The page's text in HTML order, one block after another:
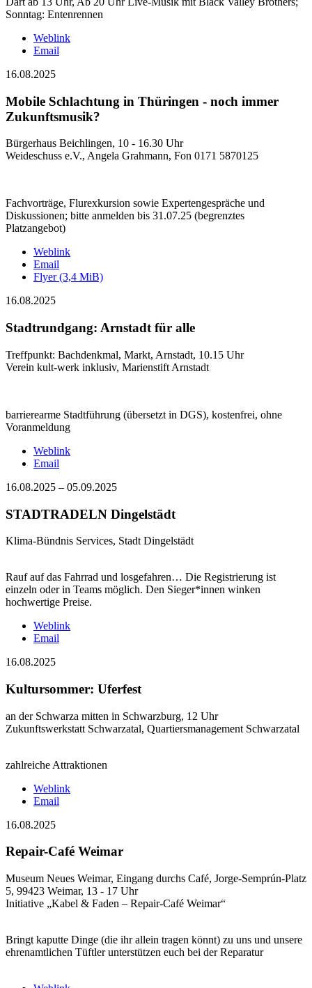
Sonntag: Entenrennen
Weblink
Email
16.08.2025
Mobile Schlachtung in Thüringen - noch immer
Zukunftsmusik?
Bürgerhaus Beichlingen, 10 - 16.30 Uhr
Weideschuss e.V., Angela Grahmann, Fon 0171 5870125
Fachvorträge, Flurexkursion sowie Expertengespräche und
Diskussionen; bitte anmelden bis 31.07.25 (begrenztes
Platzangebot)
Weblink
Email
Flyer(3,4 MiB)
16.08.2025
Stadtrundgang: Arnstadt für alle
Treffpunkt: Bachdenkmal, Markt, Arnstadt, 10.15 Uhr
Verein kult-werk inklusiv, Marienstift Arnstadt
barrierearme Stadtführung (übersetzt in DGS), kostenfrei, ohne
Voranmeldung
Weblink
Email
16.08.2025 – 05.09.2025
STADTRADELN Dingelstädt
Klima-Bündnis Services, Stadt Dingelstädt
Rauf auf das Fahrrad und losgefahren… Die Registrierung ist
einzeln oder in Teams möglich. Den Sieger*innen winken
hochwertige Preise.
Weblink
Email
16.08.2025
Kultursommer: Uferfest
an der Schwarza mitten in Schwarzburg, 12 Uhr
Zukunftswerkstatt Schwarzatal, Quartiersmanagement Schwarzatal
zahlreiche Attraktionen
Weblink
Email
16.08.2025
Repair-Café Weimar
Museum Neues Weimar, Eingang durchs Café, Jorge-Semprún-Platz
5, 99423 Weimar, 13 - 17 Uhr
Initiative „Kabel & Faden – Repair-Café Weimar“
Bringt kaputte Dinge (die ihr allein tragen könnt) zu uns und unsere
ehrenamtlichen Tüftler unterstützen euch bei der Reparatur